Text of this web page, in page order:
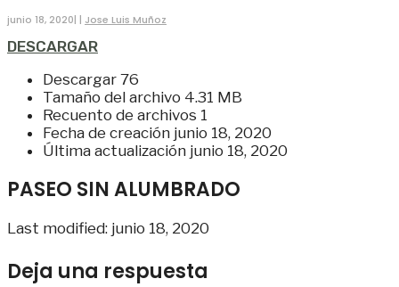
junio 18, 2020| | Jose Luis Muñoz
DESCARGAR
Descargar 76
Tamaño del archivo 4.31 MB
Recuento de archivos 1
Fecha de creación junio 18, 2020
Última actualización junio 18, 2020
PASEO SIN ALUMBRADO
Last modified: junio 18, 2020
Deja una respuesta